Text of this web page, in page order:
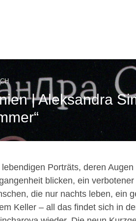
| Aleksandra
Porträts, deren
blicken, ein
die nur nachts leben, ein
Keller – all das findet sich in